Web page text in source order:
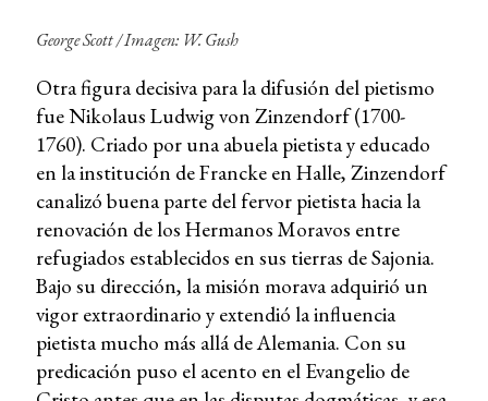
George Scott / Imagen: W. Gush
Otra figura decisiva para la difusión del pietismo
fue Nikolaus Ludwig von Zinzendorf (1700-
1760). Criado por una abuela pietista y educado
en la institución de Francke en Halle, Zinzendorf
canalizó buena parte del fervor pietista hacia la
renovación de los Hermanos Moravos entre
refugiados establecidos en sus tierras de Sajonia.
Bajo su dirección, la misión morava adquirió un
vigor extraordinario y extendió la influencia
pietista mucho más allá de Alemania. Con su
predicación puso el acento en el Evangelio de